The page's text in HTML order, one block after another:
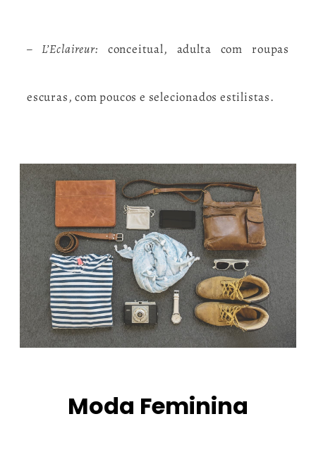
– L’Eclaireur: conceitual, adulta com roupas
escuras, com poucos e selecionados estilistas.
Moda Feminina